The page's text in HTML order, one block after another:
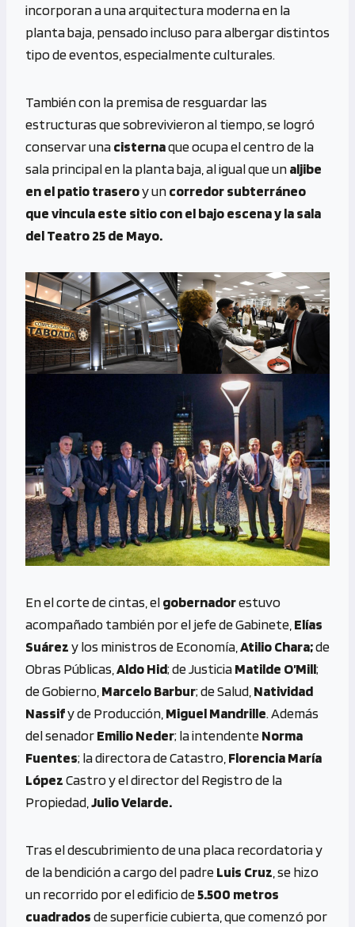
incorporan a una arquitectura moderna en la
planta baja, pensado incluso para albergar distintos
tipo de eventos, especialmente culturales.
También con la premisa de resguardar las
estructuras que sobrevivieron al tiempo, se logró
conservar unacisternaque ocupa el centro de la
sala principal en la planta baja, al igual que unaljibe
en el patio traseroy uncorredor subterráneo
que vincula este sitio con el bajo escena y la sala
del Teatro 25 de Mayo.
En el corte de cintas, elgobernadorestuvo
acompañado también por el jefe de Gabinete, Elías
Suárezy los ministros de Economía, Atilio Chara;de
Obras Públicas, Aldo Hid; de JusticiaMatilde O’Mill;
de Gobierno, Marcelo Barbur; de Salud, Natividad
Nassify de Producción, Miguel Mandrille. Además
del senadorEmilio Neder; la intendenteNorma
Fuentes; la directora de Catastro, Florencia María
LópezCastro y el director del Registro de la
Propiedad, Julio Velarde.
Tras el descubrimiento de una placa recordatoria y
de la bendición a cargo del padreLuis Cruz , se hizo
un recorrido por el edificio de5.500 metros
cuadradosde superficie cubierta, que comenzó por